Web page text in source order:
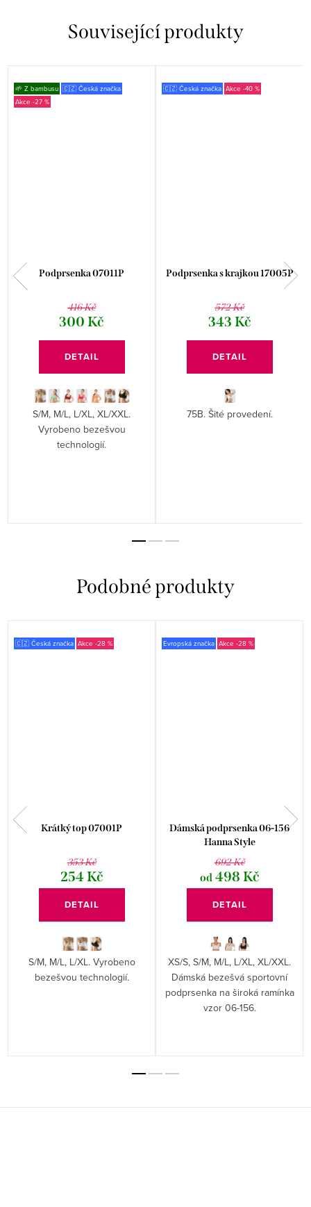
Související produkty
🌱 Z bambusu 🇨🇿 Česká značka
-27 %
Podprsenka 07011P
416 Kč
300 Kč
DETAIL
S/M, M/L, L/XL, XL/XXL.
Vyrobeno bezešvou
technologií.
🇨🇿 Česká značka -40 %
Podprsenka s krajkou 17005P
572 Kč
343 Kč
DETAIL
75B. Šité provedení.
🇨🇿 Česká značka -28 %
Krátký top 07001P
353 Kč
254 Kč
DETAIL
S/M, M/L, L/XL. Vyrobeno
bezešvou technologií.
Evropská značka -28 %
Dámská podprsenka 06-156
Hanna Style
692 Kč
od498 Kč
DETAIL
XS/S, S/M, M/L, L/XL, XL/XXL.
Dámská bezešvá sportovní
podprsenka na široká ramínka
vzor 06-156.